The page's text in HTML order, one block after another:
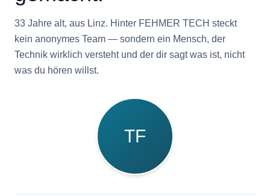
33 Jahre alt, aus Linz. Hinter FEHMER TECH steckt
kein anonymes Team — sondern ein Mensch, der
Technik wirklich versteht und der dir sagt was ist, nicht
was du hören willst.
TF